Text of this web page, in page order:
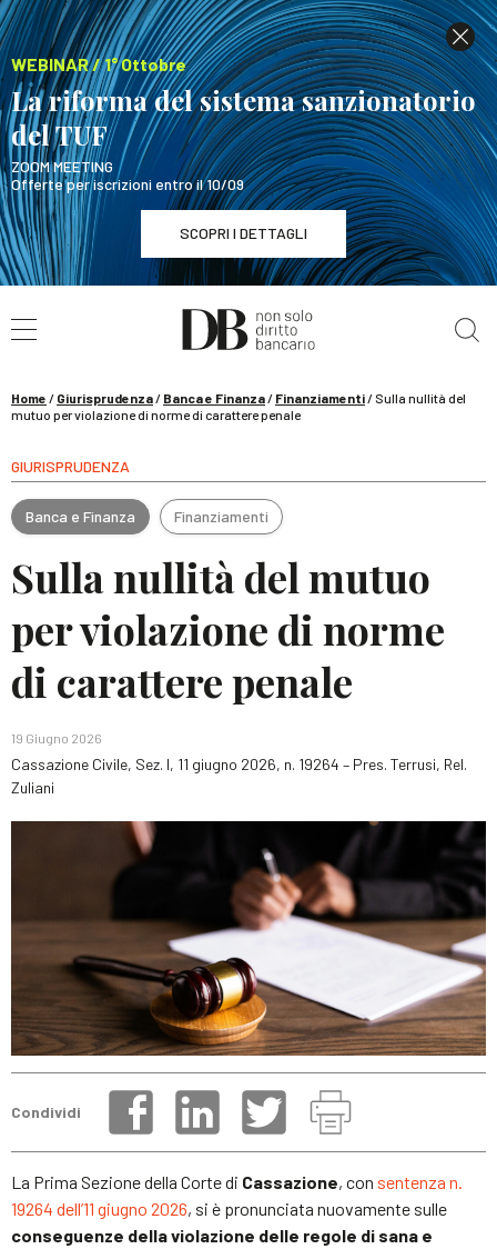
WEBINAR / 1° Ottobre
La riforma del sistema sanzionatorio
del TUF
ZOOM MEETING
Offerte per iscrizioni entro il 10/09
SCOPRI I DETTAGLI
WEBINAR / 1° Ottobre
La riforma del sistema sanzionatorio del TUF
Home / Giurisprudenza/ Banca e Finanza/ Finanziamenti/ Sulla nullità del
mutuo per violazione di norme di carattere penale
GIURISPRUDENZA
Banca e Finanza Finanziamenti
Sulla nullità del mutuo
per violazione di norme
di carattere penale
19 Giugno 2026
Cassazione Civile, Sez. I, 11 giugno 2026, n. 19264 – Pres. Terrusi, Rel.
Zuliani
Condividi
La Prima Sezione della Corte di Cassazione, con sentenza n.
19264 dell’11 giugno 2026, si è pronunciata nuovamente sulle
conseguenze della violazione delle regole di sana e